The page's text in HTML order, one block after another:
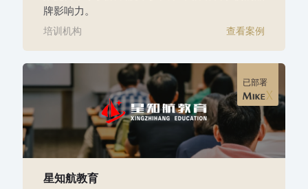
牌影响力。
培训机构 查看案例
已部署
星知航教育